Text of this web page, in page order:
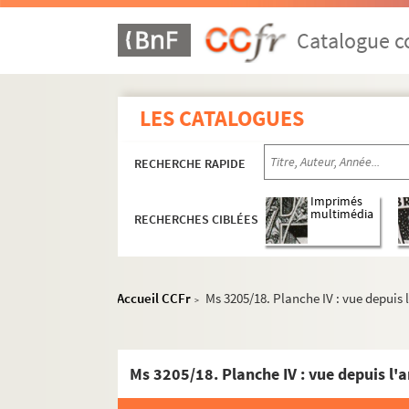
Catalogue
LES CATALOGUES
RECHERCHE RAPIDE
RECHERCHES CIBLÉES
Imprimés
multimédia
Accueil CCFr > Ms 3205/18. Planche IV : vue
Ms 3194. Société Académique de la Loire-
Ms 3195. Correspondance d'Alfred Rébelliau
Ms 3197. Correspondance et autres pièces
Ms 3198. Dominique Caillé.Poésies
Ms 3199. Lettres et autres pièces diverses des
Ms 3200/1. J.-M. Dunoyer de Segonzac. Deux
Ms 3200/2. Copies de lettres d'André Siegfried
Ms 3201. Lettres et documents concernant
Ms 3205. Henri Deverin, architecte en chef des